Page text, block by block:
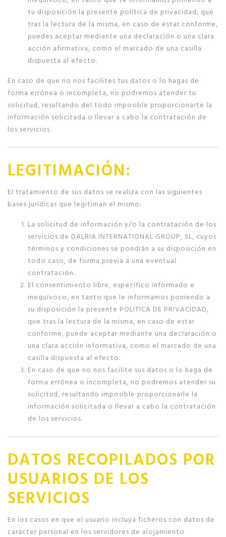
tu disposición la presente política de privacidad, que
tras la lectura de la misma, en caso de estar conforme,
puedes aceptar mediante una declaración o una clara
acción afirmativa, como el marcado de una casilla
dispuesta al efecto.
En caso de que no nos facilites tus datos o lo hagas de
forma errónea o incompleta, no podremos atender tu
solicitud, resultando del todo imposible proporcionarte la
información solicitada o llevar a cabo la contratación de
los servicios.
LEGITIMACIÓN:
El tratamiento de sus datos se realiza con las siguientes
bases jurídicas que legitiman el mismo:
La solicitud de información y/o la contratación de los
servicios de DALRIA INTERNATIONAL GROUP, SL, cuyos
términos y condiciones se pondrán a su disposición en
todo caso, de forma previa a una eventual
contratación.
El consentimiento libre, específico informado e
inequívoco, en tanto que le informamos poniendo a
su disposición la presente POLITICA DE PRIVACIDAD,
que tras la lectura de la misma, en caso de estar
conforme, puede aceptar mediante una declaración o
una clara acción informativa, como el marcado de una
casilla dispuesta al efecto.
En caso de que no nos facilite sus datos o lo haga de
forma errónea o incompleta, no podremos atender su
solicitud, resultando imposible proporcionarle la
información solicitada o llevar a cabo la contratación
de los servicios.
DATOS RECOPILADOS POR
USUARIOS DE LOS
SERVICIOS
En los casos en que el usuario incluya ficheros con datos de
carácter personal en los servidores de alojamiento